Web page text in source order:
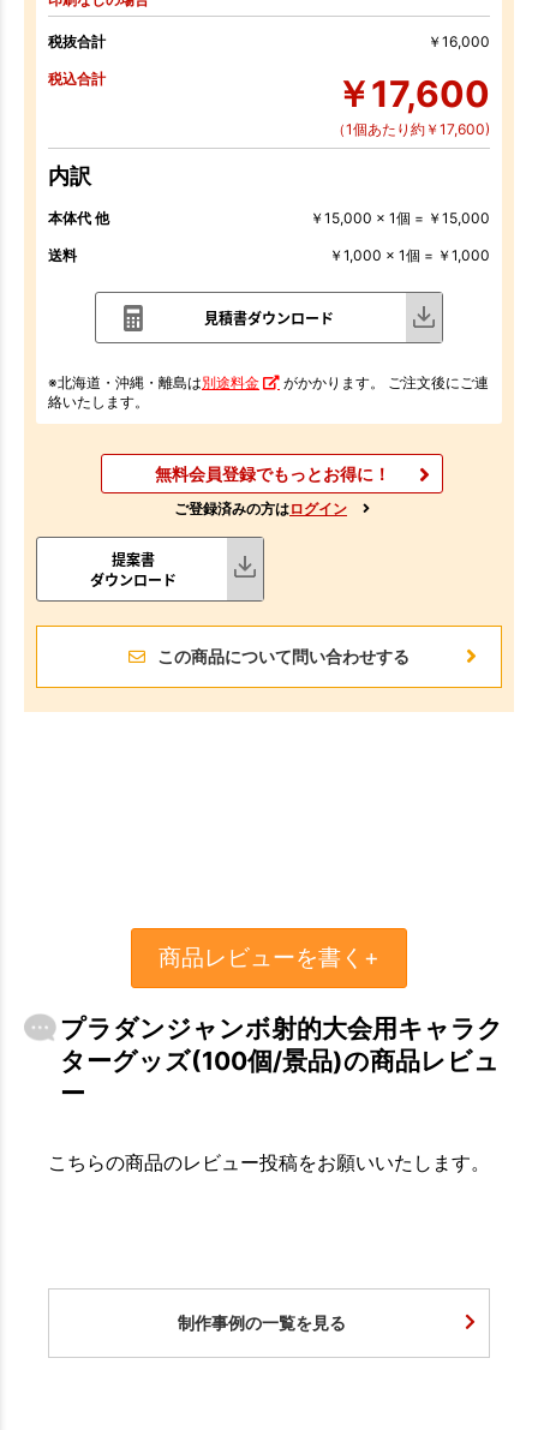
税抜合計 ￥16,000
税込合計 ￥17,600
（1個あたり約￥17,600)
内訳
本体代 他 ￥15,000 x 1個 = ￥15,000
送料 ￥1,000 x 1個 = ￥1,000
見積書ダウンロード
※北海道・沖縄・離島は別途料金
がかかります。 ご注文後にご連
絡いたします。
無料会員登録でもっとお得に！
ご登録済みの方はログイン
提案書
ダウンロード
この商品について問い合わせする
商品レビューを書く+
プラダンジャンボ射的大会用キャラク
ターグッズ(100個/景品)の商品レビュ
ー
こちらの商品のレビュー投稿をお願いいたします。
制作事例の一覧を見る